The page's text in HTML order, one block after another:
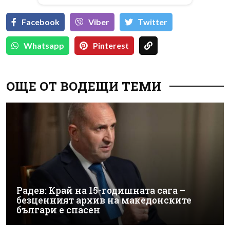
Facebook Viber Тwitter
Whatsapp Pinterest
ОЩЕ ОТ ВОДЕЩИ ТЕМИ
Радев: Край на 15-годишната сага –
безценният архив на македонските
българи е спасен